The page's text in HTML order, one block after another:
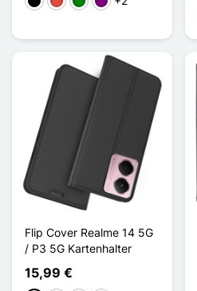
Flip Cover Realme 14 5G
/ P3 5G Kartenhalter
15,99 €